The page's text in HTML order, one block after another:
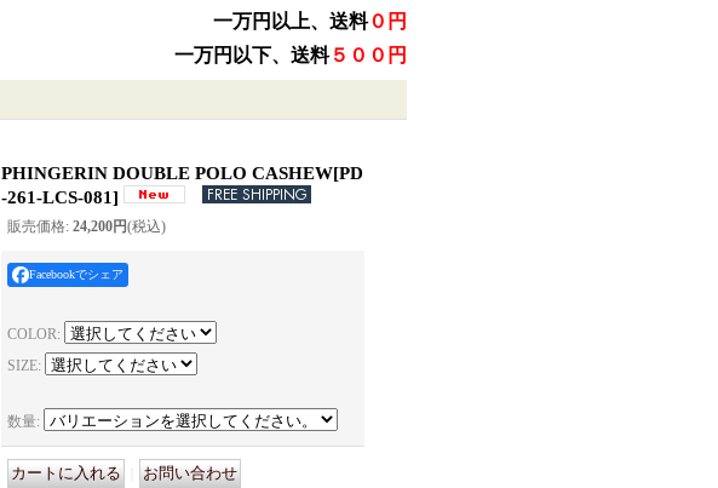
一万円以上、送料０円
一万円以下、送料５００円
PHINGERIN DOUBLE POLO CASHEW[PD
-261-LCS-081]
販売価格: 24,200円(税込)
Facebookでシェア
COLOR:
SIZE:
数量: